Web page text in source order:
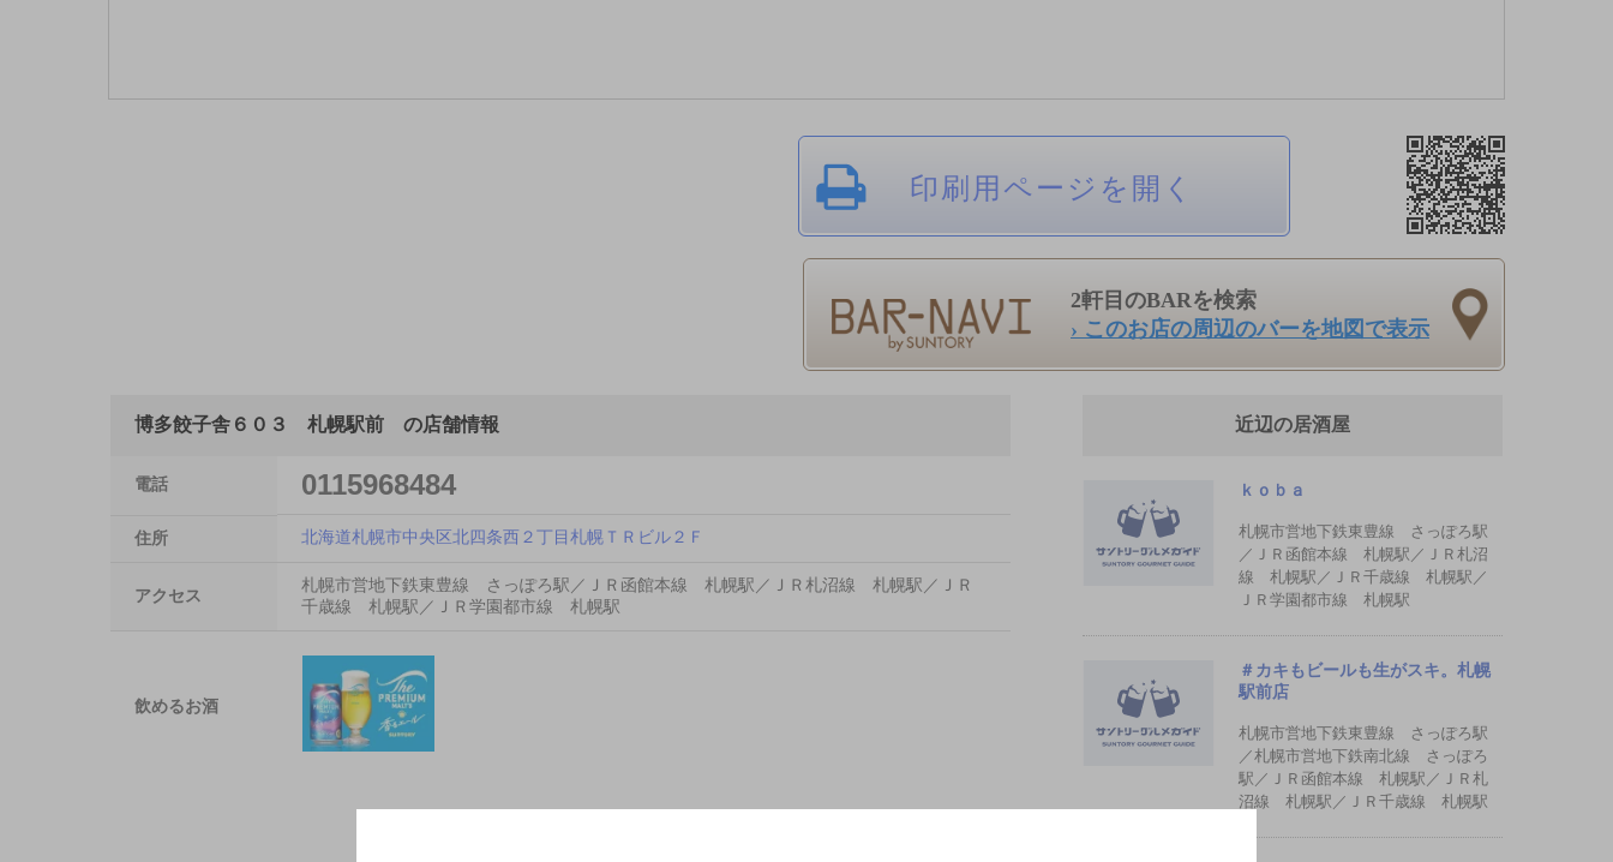
印刷用ページを開く
2軒目のBARを検索
› このお店の周辺のバーを地図で表示
博多餃子舎６０３ 札幌駅前 の店舗情報
電話 0115968484
住所 北海道札幌市中央区北四条西２丁目札幌ＴＲビル２Ｆ
アクセス
札幌市営地下鉄東豊線 さっぽろ駅／ＪＲ函館本線 札幌駅／ＪＲ札沼線 札幌駅／ＪＲ
千歳線 札幌駅／ＪＲ学園都市線 札幌駅
飲めるお酒
近辺の居酒屋
ｋｏｂａ
札幌市営地下鉄東豊線 さっぽろ駅
／ＪＲ函館本線 札幌駅／ＪＲ札沼
線 札幌駅／ＪＲ千歳線 札幌駅／
ＪＲ学園都市線 札幌駅
＃カキもビールも生がスキ。札幌
駅前店
札幌市営地下鉄東豊線 さっぽろ駅
／札幌市営地下鉄南北線 さっぽろ
駅／ＪＲ函館本線 札幌駅／ＪＲ札
沼線 札幌駅／ＪＲ千歳線 札幌駅